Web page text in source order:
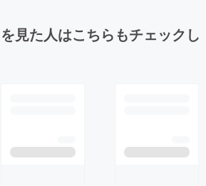
見た人はこちらもチェックし